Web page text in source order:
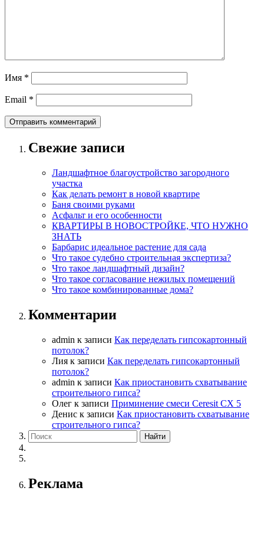
Имя *
Email *
Свежие записи
Ландшафтное благоустройство загородного
участка
Как делать ремонт в новой квартире
Баня своими руками
Асфальт и его особенности
КВАРТИРЫ В НОВОСТРОЙКЕ, ЧТО НУЖНО
ЗНАТЬ
Барбарис идеальное растение для сада
Что такое судебно строительная экспертиза?
Что такое ландшафтный дизайн?
Что такое согласование нежилых помещений
Что такое комбинированные дома?
Комментарии
admin к записи Как переделать гипсокартонный
потолок?
Лия к записи Как переделать гипсокартонный
потолок?
admin к записи Как приостановить схватывание
строительного гипса?
Олег к записи Приминение смеси Ceresit СХ 5
Денис к записи Как приостановить схватывание
строительного гипса?
Реклама